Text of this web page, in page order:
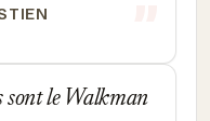
sont le Walkman